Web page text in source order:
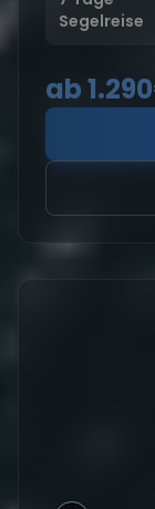
Segelreise
ab